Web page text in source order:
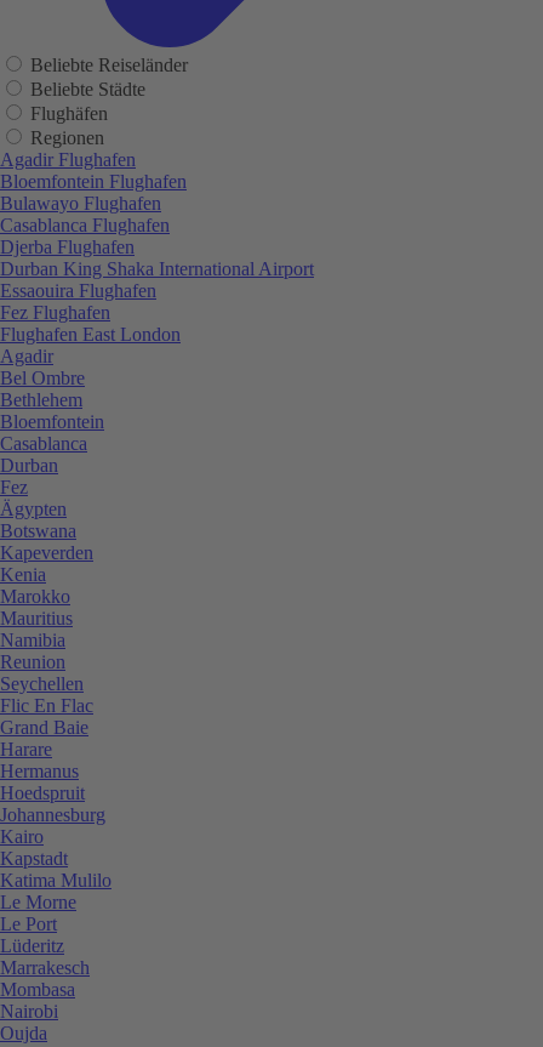
Beliebte Reiseländer
Beliebte Städte
Flughäfen
Regionen
Agadir Flughafen
Bloemfontein Flughafen
Bulawayo Flughafen
Casablanca Flughafen
Djerba Flughafen
Durban King Shaka International Airport
Essaouira Flughafen
Fez Flughafen
Flughafen East London
Agadir
Bel Ombre
Bethlehem
Bloemfontein
Casablanca
Durban
Fez
Ägypten
Botswana
Kapeverden
Kenia
Marokko
Mauritius
Namibia
Reunion
Seychellen
Flic En Flac
Grand Baie
Harare
Hermanus
Hoedspruit
Johannesburg
Kairo
Kapstadt
Katima Mulilo
Le Morne
Le Port
Lüderitz
Marrakesch
Mombasa
Nairobi
Oujda